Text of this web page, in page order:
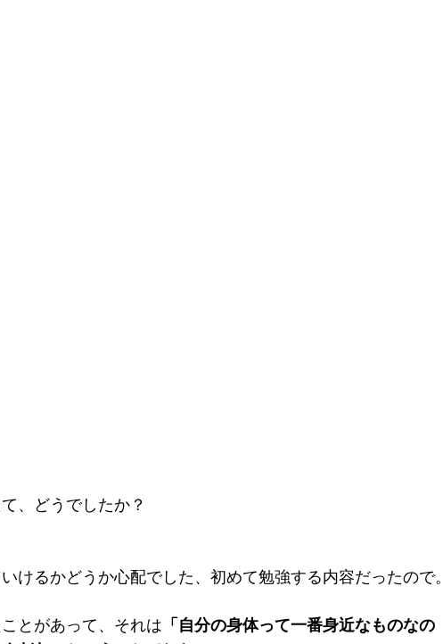
、どうでしたか？
けるかどうか心配でした、初めて勉強する内容だったので。
とがあって、それは 「自分の身体って一番身近なものなの